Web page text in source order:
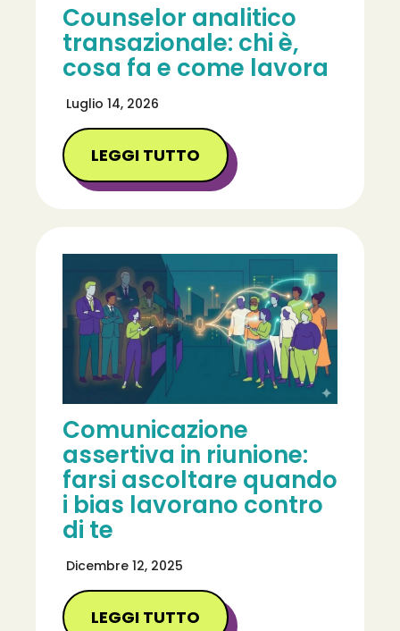
Counselor analitico
transazionale: chi è,
cosa fa e come lavora
Luglio 14, 2026
LEGGI TUTTO
Comunicazione
assertiva in riunione:
farsi ascoltare quando
i bias lavorano contro
di te
Dicembre 12, 2025
LEGGI TUTTO